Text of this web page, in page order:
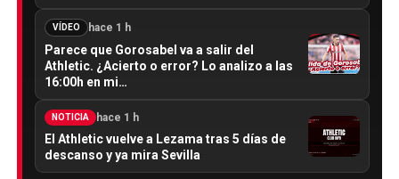
VÍDEO hace 1 h
Parece que Gorosabel va a salir del
Athletic. ¿Acierto o error? Lo analizo a las
16:00h en mi…
NOTICIA hace 1 h
El Athletic vuelve a Lezama tras 5 días de
descanso y ya mira Sevilla